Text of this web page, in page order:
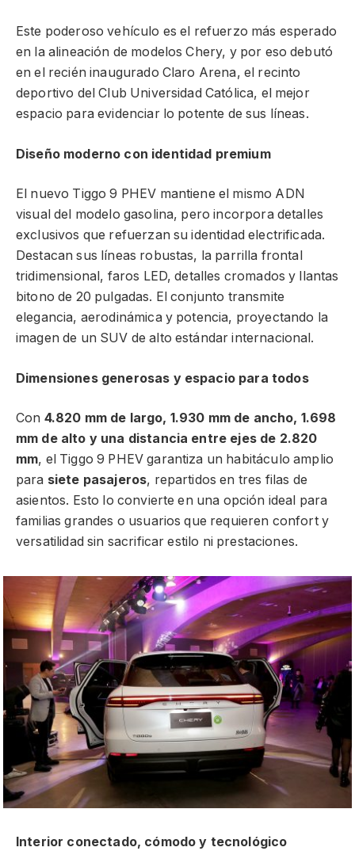
Este poderoso vehículo es el refuerzo más esperado
en la alineación de modelos Chery, y por eso debutó
en el recién inaugurado Claro Arena, el recinto
deportivo del Club Universidad Católica, el mejor
espacio para evidenciar lo potente de sus líneas.
Diseño moderno con identidad premium
El nuevo Tiggo 9 PHEV mantiene el mismo ADN
visual del modelo gasolina, pero incorpora detalles
exclusivos que refuerzan su identidad electrificada.
Destacan sus líneas robustas, la parrilla frontal
tridimensional, faros LED, detalles cromados y llantas
bitono de 20 pulgadas. El conjunto transmite
elegancia, aerodinámica y potencia, proyectando la
imagen de un SUV de alto estándar internacional.
Dimensiones generosas y espacio para todos
Con 4.820 mm de largo, 1.930 mm de ancho, 1.698
mm de alto y una distancia entre ejes de 2.820
mm, el Tiggo 9 PHEV garantiza un habitáculo amplio
para siete pasajeros, repartidos en tres filas de
asientos. Esto lo convierte en una opción ideal para
familias grandes o usuarios que requieren confort y
versatilidad sin sacrificar estilo ni prestaciones.
Interior conectado, cómodo y tecnológico